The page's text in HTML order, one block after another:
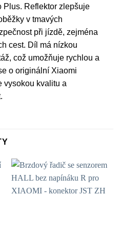
Plus. Reflektor zlepšuje
v tmavých
při jízdě, zejména
cest. Díl má nízkou
což umožňuje rychlou a
o originální Xiaomi
vysokou kvalitu a